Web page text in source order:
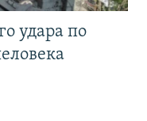
удара по